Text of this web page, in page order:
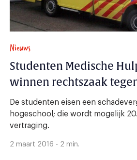
Nieuws
Studenten Medische
winnen rechtszaak
De studenten eisen een
hogeschool; die wordt mogelijk
vertraging.
2 maart 2016 - 2 min.